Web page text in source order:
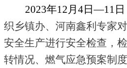
2023年12月4日—11日
织乡镇办、河南鑫利专家
安全生产进行安全检查，
转情况、燃气应急预案制